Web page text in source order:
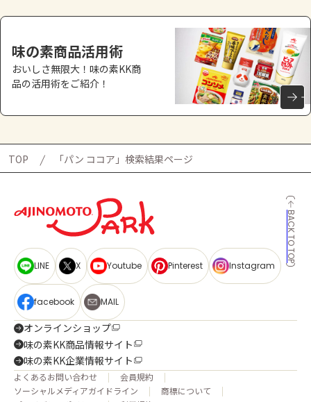
味の素商品活用術
おいしさ無限大！味の素KK商
品の活用術をご紹介！
TOP 「パン ココア」検索結果ページ
BACK TO TOP
LINE X Youtube Pinterest Instagram
facebook MAIL
オンラインショップ
味の素KK商品情報サイト
味の素KK企業情報サイト
よくあるお問い合わせ
会員規約
ソーシャルメディアガイドライン
商標について